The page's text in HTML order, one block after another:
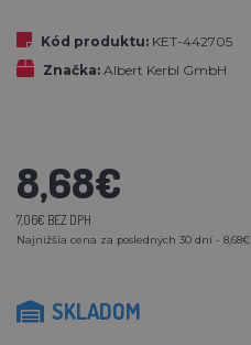
Kód produktu: KET-442705
Značka: Albert Kerbl GmbH
8,68€
7,06€ BEZ DPH
Najnižšia cena za posledných 30 dní - 8,68€
SKLADOM